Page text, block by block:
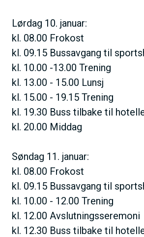
Lørdag 10. januar:
kl. 08.00 Frokost
kl. 09.15 Bussavgang til
kl. 10.00 -13.00 Trening
kl. 13.00 - 15.00 Lunsj
kl. 15.00 - 19.15 Trening
kl. 19.30 Buss tilbake til
kl. 20.00 Middag
Søndag 11. januar:
kl. 08.00 Frokost
kl. 09.15 Bussavgang til
kl. 10.00 - 12.00 Trening
kl. 12.00 Avslutningsseremoni
kl. 12.30 Buss tilbake til